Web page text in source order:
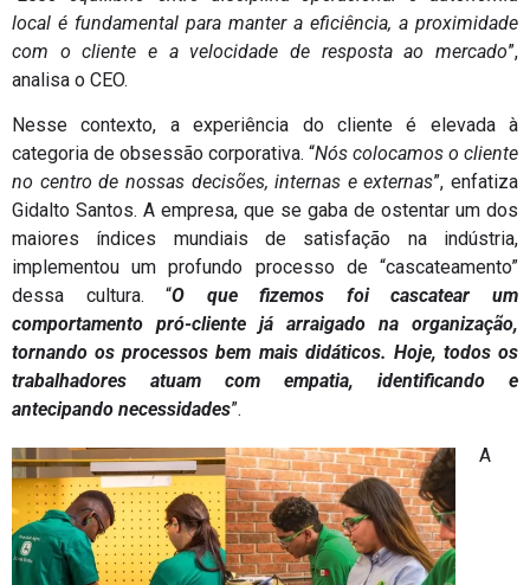
local é fundamental para manter a eficiência, a proximidade
com o cliente e a velocidade de resposta ao mercado”,
analisa o CEO.
Nesse contexto, a experiência do cliente é elevada à
categoria de obsessão corporativa. “Nós colocamos o cliente
no centro de nossas decisões, internas e externas”, enfatiza
Gidalto Santos. A empresa, que se gaba de ostentar um dos
maiores índices mundiais de satisfação na indústria,
implementou um profundo processo de “cascateamento”
dessa cultura. “O que fizemos foi cascatear um
comportamento pró-cliente já arraigado na organização,
tornando os processos bem mais didáticos. Hoje, todos os
trabalhadores atuam com empatia, identificando e
antecipando necessidades”.
A